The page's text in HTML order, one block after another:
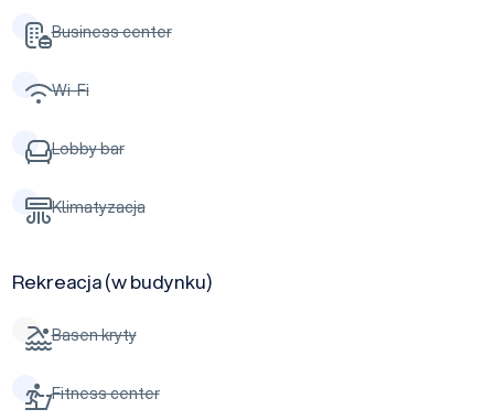
Business center
Wi-Fi
Lobby bar
Klimatyzacja
Rekreacja (w budynku)
Basen kryty
Fitness center